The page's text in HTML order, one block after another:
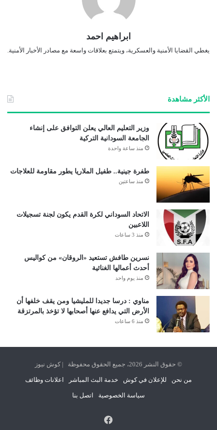
ابراهيم احمد
يغطي القضايا الأمنية والعسكرية، ويتمتع بعلاقات واسعة مع مصادر الأخبار الأمنية.
الأكثر مشاهدة
وزير التعليم العالي يعلن التوافق على إنشاء
الجامعة السودانية التركية
منذ ساعة واحدة
طفرة جينية.. طفيل الملاريا يطور مقاومة للعلاجات
منذ ساعتين
الاتحاد السوداني لكرة القدم يكون لجنة تسجيلات
اللاعبين
منذ 3 ساعات
نسرين طافش تستعيد «الروقان» من كواليس
أحدث أعمالها الغنائية
منذ يوم واحد
مناوي : درسا جديدا للمليشيا ومن يقف خلفها أن
الأرض التي يدافع عنها أصحابها لا تؤخذ بالمرتزقة
منذ 6 ساعات
© حقوق النشر 2026، جميع الحقوق محفوظة | كوش نيوز
من نحن للإعلان في كوش خدمة البث المباشر اعلانات وظائف
سياسة الخصوصية اتصل بنا